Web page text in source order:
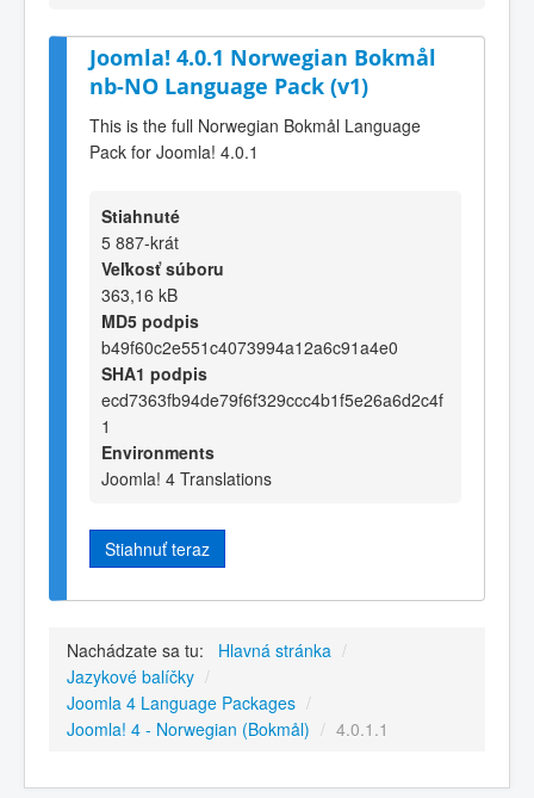
Joomla! 4.0.1 Norwegian Bokmål
nb-NO Language Pack (v1)
This is the full Norwegian Bokmål Language
Pack for Joomla! 4.0.1
Stiahnuté
5 887-krát
Veľkosť súboru
363,16 kB
MD5 podpis
b49f60c2e551c4073994a12a6c91a4e0
SHA1 podpis
ecd7363fb94de79f6f329ccc4b1f5e26a6d2c4f
1
Environments
Joomla! 4 Translations
Stiahnuť teraz
Nachádzate sa tu: Hlavná stránka /
Jazykové balíčky /
Joomla 4 Language Packages /
Joomla! 4 - Norwegian (Bokmål) / 4.0.1.1